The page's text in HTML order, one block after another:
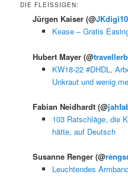
DIE FLEISSIGEN:
Jürgen Kaiser(@JKdigi10
Kease – Gratis
Hubert Mayer(@
KW18-22 #DHDL,
Unkraut und wenig
Fabian Neidhardt(@
103 Ratschläge, die
hätte, auf Deutsch
Susanne Renger(@
Leuchtendes